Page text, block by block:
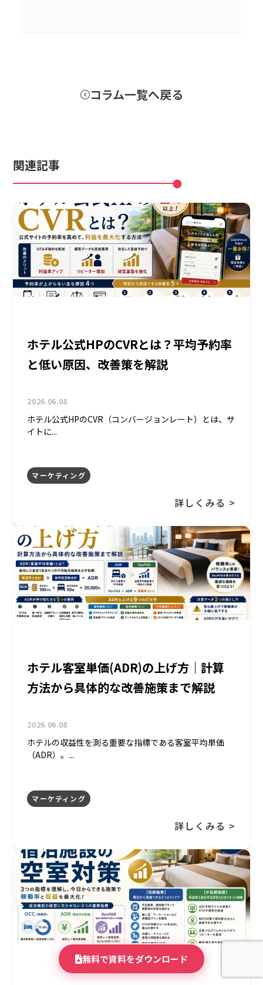
コラム一覧へ戻る
関連記事
ホテル公式HPのCVRとは？平均予約率
と低い原因、改善策を解説
2026.06.08
ホテル公式HPのCVR（コンバージョンレート）とは、サ
イトに...
マーケティング
詳しくみる >
ホテル客室単価(ADR)の上げ方｜計算
方法から具体的な改善施策まで解説
2026.06.08
ホテルの収益性を測る重要な指標である客室平均単価
（ADR）。...
マーケティング
詳しくみる >
無料で資料をダウンロード